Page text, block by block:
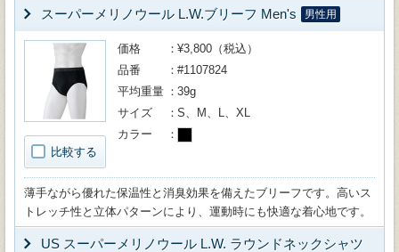
スーパーメリノウール L.W.ブリーフ Men's 男性用
比較する
価格
¥3,800（税込）
品番
#1107824
平均重量
39g
サイズ
S、M、L、XL
カラー
薄手ながら優れた保温性と消臭効果を備えたブリーフです。高いス
トレッチ性と立体パターンにより、運動時にも快適な着心地です。
US スーパーメリノウール L.W. ラウンドネックシャツ